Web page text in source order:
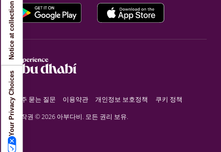
자주 묻는 질문 이용약관 개인정보 보호정책 쿠키 정책
저작권 © 2026 아부다비. 모든 권리 보유.
Your Privacy Choices
Notice at collection